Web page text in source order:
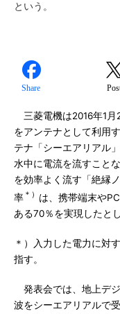
という。
Share
三菱電機は2016年1月
をアンテナとして利用
テナ「シーエアリアル
水中に電流を流すこと
を効率よく流す「絶縁
率 ＊） は、携帯端末や
ある70％を実現したと
＊）入力した電力に対
指す。
発表会では、地上デ
波をシーエアリアルで